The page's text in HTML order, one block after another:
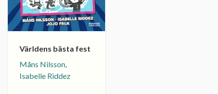
Världens bästa fest
Måns Nilsson,
Isabelle Riddez